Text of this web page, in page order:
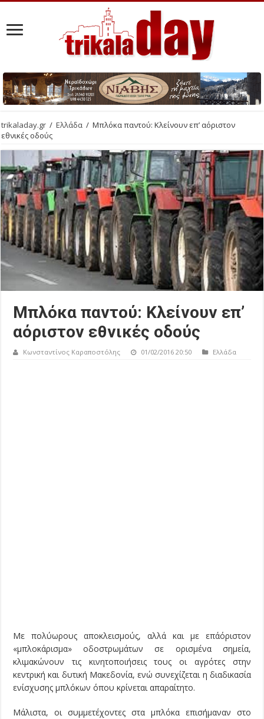
trikaladay.gr / Ελλάδα / Μπλόκα παντού: Κλείνουν επ’ αόριστον
εθνικές οδούς
Μπλόκα παντού: Κλείνουν επ’
αόριστον εθνικές οδούς
Κωνσταντίνος Καραποστόλης 01/02/2016 20:50 Ελλάδα
Με πολύωρους αποκλεισμούς, αλλά και με επ΄αόριστον
«μπλοκάρισμα» οδοστρωμάτων σε ορισμένα σημεία,
κλιμακώνουν τις κινητοποιήσεις τους οι αγρότες στην
κεντρική και δυτική Μακεδονία, ενώ συνεχίζεται η διαδικασία
ενίσχυσης μπλόκων όπου κρίνεται απαραίτητο.
Μάλιστα, οι συμμετέχοντες στα μπλόκα επισήμαναν στο